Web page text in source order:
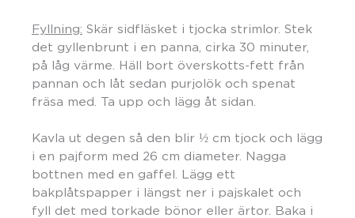
Fyllning: Skär sidfläsket i tjocka strimlor. Stek
det gyllenbrunt i en panna, cirka 30 minuter,
på låg värme. Häll bort överskotts-fett från
pannan och låt sedan purjolök och spenat
fräsa med. Ta upp och lägg åt sidan.
Kavla ut degen så den blir ½ cm tjock och lägg
i en pajform med 26 cm diameter. Nagga
bottnen med en gaffel. Lägg ett
bakplåtspapper i längst ner i pajskalet och
fyll det med torkade bönor eller ärtor. Baka i